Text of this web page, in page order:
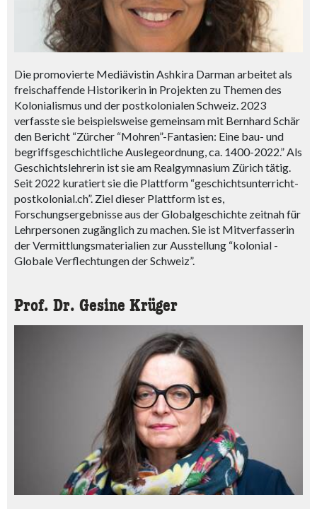
Die promovierte Mediävistin Ashkira Darman arbeitet als
freischaffende Historikerin in Projekten zu Themen des
Kolonialismus und der postkolonialen Schweiz. 2023
verfasste sie beispielsweise gemeinsam mit Bernhard Schär
den Bericht “Zürcher “Mohren”-Fantasien: Eine bau- und
begriffsgeschichtliche Auslegeordnung, ca. 1400-2022.” Als
Geschichtslehrerin ist sie am Realgymnasium Zürich tätig.
Seit 2022 kuratiert sie die Plattform “geschichtsunterricht-
postkolonial.ch”. Ziel dieser Plattform ist es,
Forschungsergebnisse aus der Globalgeschichte zeitnah für
Lehrpersonen zugänglich zu machen. Sie ist Mitverfasserin
der Vermittlungsmaterialien zur Ausstellung “kolonial -
Globale Verflechtungen der Schweiz”.
Prof. Dr. Gesine Krüger